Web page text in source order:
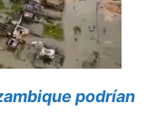
podrían